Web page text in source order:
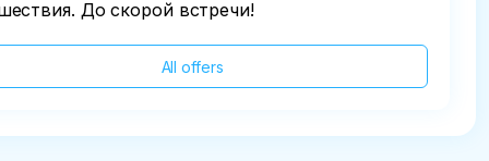
До скорой встречи!
All offers